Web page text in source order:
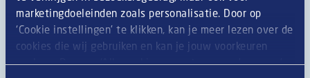
marketingdoeleinden zoals personalisatie. Door op
‘Cookie instellingen’ te klikken, kan je meer lezen over de
cookies die wij gebruiken en kan je jouw voorkeuren
opslaan. Door op ‘Alle cookies accepteren en doorgaan’
1 plak rookkaas
1 klassiek burgerbroodje
20ml knoflooksaus
1 hand krulsla